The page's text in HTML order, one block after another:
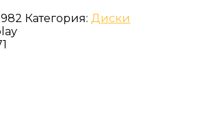
Категория: Диски